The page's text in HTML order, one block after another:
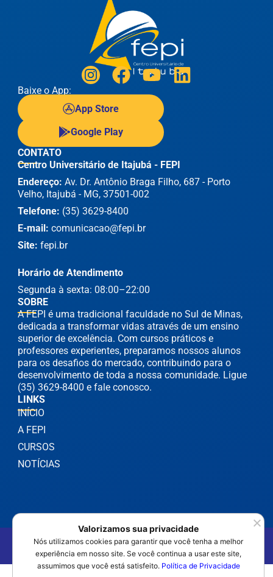
Baixe o App:
App Store
Google Play
SOBRE
A FEPI é uma tradicional faculdade no Sul de Minas,
dedicada a transformar vidas através de um ensino
superior de excelência. Com cursos práticos e
professores experientes, preparamos nossos alunos
para os desafios do mercado, contribuindo para o
desenvolvimento de toda a nossa comunidade. Ligue
(35) 3629-8400 e fale conosco.
LINKS
INÍCIO
A FEPI
CURSOS
NOTÍCIAS
CONTATO
Centro Universitário de Itajubá - FEPI
Endereço: Av. Dr. Antônio Braga Filho, 687 - Porto
Velho, Itajubá - MG, 37501-002
Telefone: (35) 3629-8400
E-mail: comunicacao@fepi.br
Site: fepi.br
Horário de Atendimento
Segunda à sexta: 08:00–22:00
©2025 FEPI Itajubá - Todos os Direitos Reservados
Política de Privacidade
Valorizamos sua privacidade
Nós utilizamos cookies para garantir que você tenha a melhor
experiência em nosso site. Se você continua a usar este site,
assumimos que você está satisfeito. Política de Privacidade